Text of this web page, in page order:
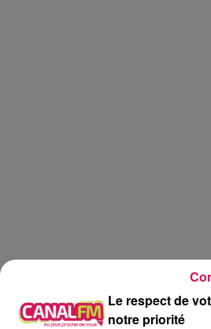
Le respect de
notre priorité